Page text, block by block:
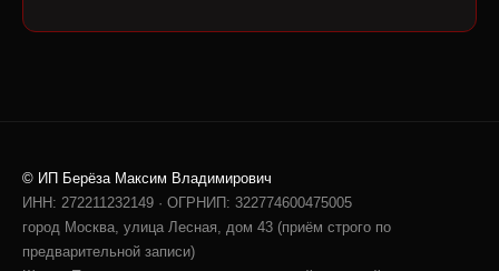
© ИП Берёза Максим Владимирович
ИНН: 272211232149 · ОГРНИП: 322774600475005
город Москва, улица Лесная, дом 43 (приём строго по
предварительной записи)